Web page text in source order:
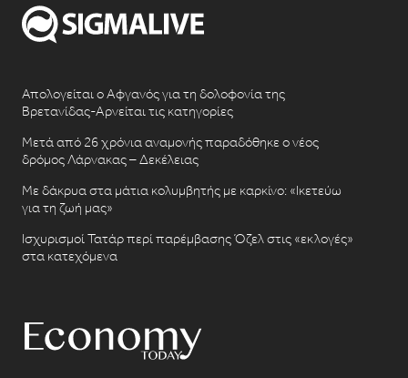
Απολογείται ο Αφγανός για τη δολοφονία της
Βρετανίδας-Αρνείται τις κατηγορίες
Μετά από 26 χρόνια αναμονής παραδόθηκε ο νέος
δρόμος Λάρνακας – Δεκέλειας
Με δάκρυα στα μάτια κολυμβητής με καρκίνο: «Ικετεύω
για τη ζωή μας»
Ισχυρισμοί Τατάρ περί παρέμβασης Όζελ στις «εκλογές»
στα κατεχόμενα